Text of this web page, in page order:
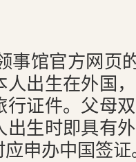
事馆官方网页
人出生在外国
行证件。父母
出生时即具有
应申办中国签